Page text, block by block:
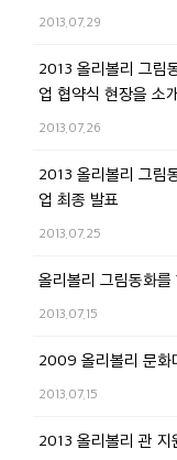
2013.07.29
2013 올리볼리 그림
업 협약식 현장을 소
2013.07.26
2013 올리볼리 그림
업 최종 발표
2013.07.25
올리볼리 그림동화
2013.07.15
2009 올리볼리 문화
2013.07.15
2013 올리볼리 관 지